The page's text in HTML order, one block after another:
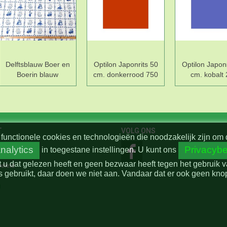
Delftsblauw Boer en
Boerin blauw
Optilon Japonrits 50
cm. donkerrood 750
Optilon
cm. kobalt
VOLG ONS
cookies en technologieën die noodzakelijk zijn
in toegestane instellingen. U kunt ons
dat gelezen heeft en geen bezwaar heeft tegen het gebruik
gebruikt, daar doen we niet aan. Vandaar dat er ook geen